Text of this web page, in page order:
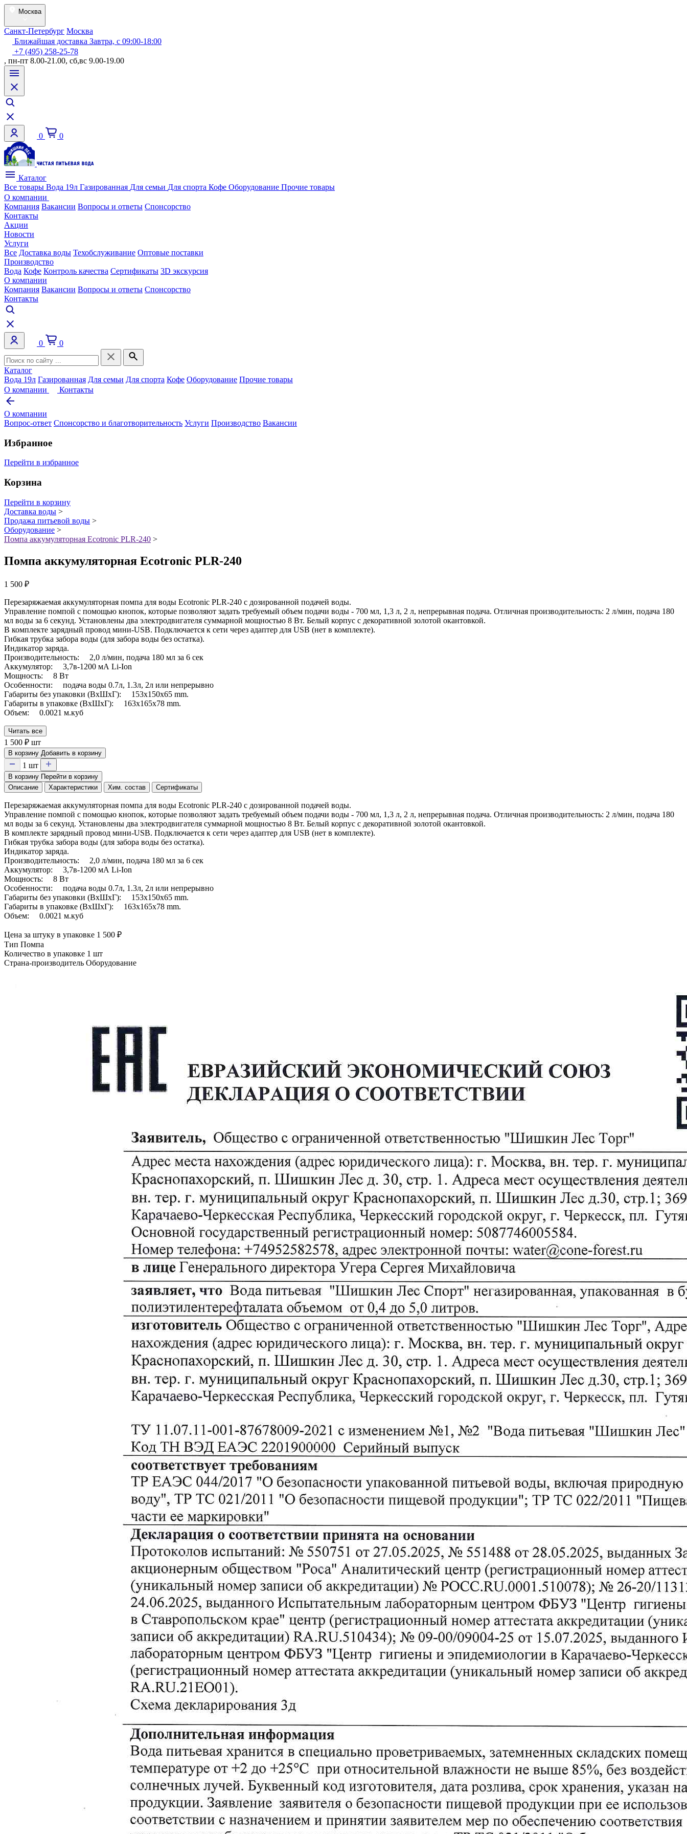
Москва
Санкт-Петербург Москва
Ближайшая доставка Завтра, с 09:00-18:00
+7 (495) 258-25-78
, пн-пт 8.00-21.00, сб,вс 9.00-19.00
0 0
Каталог
Все товары Вода 19л Газированная Для семьи Для спорта Кофе Оборудование Прочие товары
О компании
Компания Вакансии Вопросы и ответы Спонсорство
Контакты
Акции
Новости
Услуги
Все Доставка воды Техобслуживание Оптовые поставки
Производство
Вода Кофе Контроль качества Сертификаты 3D экскурсия
О компании
Компания Вакансии Вопросы и ответы Спонсорство
Контакты
0 0
Каталог
Вода 19л Газированная Для семьи Для спорта Кофе Оборудование Прочие товары
О компании
Контакты
О компании
Вопрос-ответ Спонсорство и благотворительность Услуги Производство Вакансии
Избранное
Перейти в избранное
Корзина
Перейти в корзину
Доставка воды >
Продажа питьевой воды >
Оборудование >
Помпа аккумуляторная Ecotronic PLR-240 >
Помпа аккумуляторная Ecotronic PLR-240
1 500 ₽
Перезаряжаемая аккумуляторная помпа для воды Ecotronic PLR-240 с дозированной подачей воды.
Управление помпой с помощью кнопок, которые позволяют задать требуемый объем подачи воды - 700 мл, 1,3 л, 2 л, непрерывная подача. Отличная производительность: 2 л/мин, подача 180
мл воды за 6 секунд. Установлены два электродвигателя суммарной мощностью 8 Вт. Белый корпус с декоративной золотой окантовкой.
В комплекте зарядный провод мини-USB. Подключается к сети через адаптер для USB (нет в комплекте).
Гибкая трубка забора воды (для забора воды без остатка).
Индикатор заряда.
Производительность: 2,0 л/мин, подача 180 мл за 6 сек
Аккумулятор: 3,7в-1200 мА Li-Ion
Мощность: 8 Вт
Особенности: подача воды 0.7л, 1.3л, 2л или непрерывно
Габариты без упаковки (ВxШxГ): 153x150x65 mm.
Габариты в упаковке (ВxШxГ): 163x165x78 mm.
Объем: 0.0021 м.куб
Читать все
1 500 ₽ шт
В корзину Добавить в корзину
1 шт
В корзину Перейти в корзину
Описание
Характеристики Хим. состав Сертификаты
Перезаряжаемая аккумуляторная помпа для воды Ecotronic PLR-240 с дозированной подачей воды.
Управление помпой с помощью кнопок, которые позволяют задать требуемый объем подачи воды - 700 мл, 1,3 л, 2 л, непрерывная подача. Отличная производительность: 2 л/мин, подача 180
мл воды за 6 секунд. Установлены два электродвигателя суммарной мощностью 8 Вт. Белый корпус с декоративной золотой окантовкой.
В комплекте зарядный провод мини-USB. Подключается к сети через адаптер для USB (нет в комплекте).
Гибкая трубка забора воды (для забора воды без остатка).
Индикатор заряда.
Производительность: 2,0 л/мин, подача 180 мл за 6 сек
Аккумулятор: 3,7в-1200 мА Li-Ion
Мощность: 8 Вт
Особенности: подача воды 0.7л, 1.3л, 2л или непрерывно
Габариты без упаковки (ВxШxГ): 153x150x65 mm.
Габариты в упаковке (ВxШxГ): 163x165x78 mm.
Объем: 0.0021 м.куб
Цена за штуку в упаковке 1 500 ₽
Тип Помпа
Количество в упаковке 1 шт
Страна-производитель Оборудование